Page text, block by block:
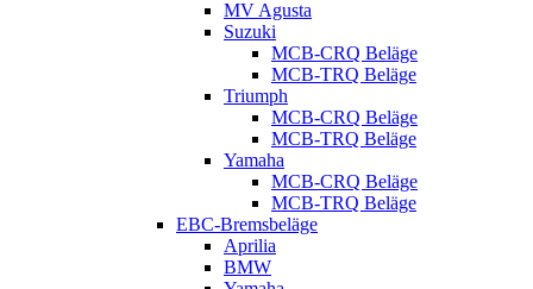
MV Agusta
Suzuki
MCB-CRQ Beläge
MCB-TRQ Beläge
Triumph
MCB-CRQ Beläge
MCB-TRQ Beläge
Yamaha
MCB-CRQ Beläge
MCB-TRQ Beläge
EBC-Bremsbeläge
Aprilia
BMW